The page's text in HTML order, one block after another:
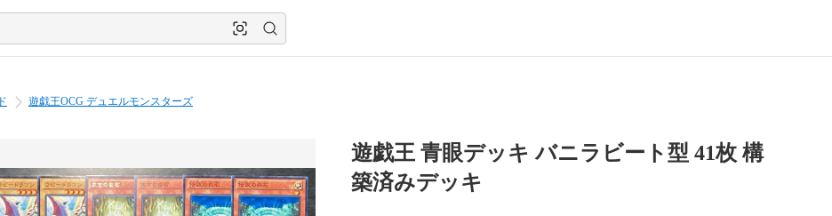
遊戯王OCG デュエルモンスターズ
遊戯王 青眼デッキ バニラビート型 41枚 構
築済みデッキ